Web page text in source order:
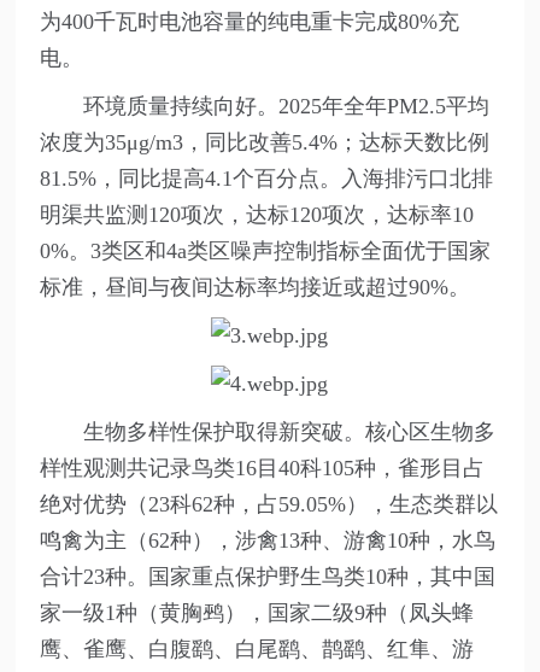
为400千瓦时电池容量的纯电重卡完成80%充
电。
环境质量持续向好。2025年全年PM2.5平均
浓度为35μg/m3，同比改善5.4%；达标天数比例
81.5%，同比提高4.1个百分点。入海排污口北排
明渠共监测120项次，达标120项次，达标率10
0%。3类区和4a类区噪声控制指标全面优于国家
标准，昼间与夜间达标率均接近或超过90%。
生物多样性保护取得新突破。核心区生物多
样性观测共记录鸟类16目40科105种，雀形目占
绝对优势（23科62种，占59.05%），生态类群以
鸣禽为主（62种），涉禽13种、游禽10种，水鸟
合计23种。国家重点保护野生鸟类10种，其中国
家一级1种（黄胸鹀），国家二级9种（凤头蜂
鹰、雀鹰、白腹鹞、白尾鹞、鹊鹞、红隼、游